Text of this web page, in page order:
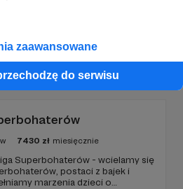
zaawansowane
do serwisu
7430 zł miesięcznie
Superbohaterów - wcielamy się
postaci z bajek i
marzenia dzieci o